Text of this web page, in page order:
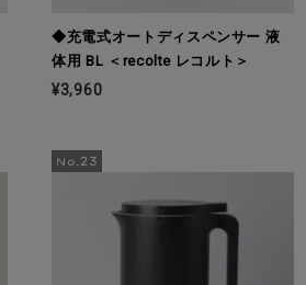
◆充電式オートディスペンサー 液
体用 BL ＜recolte レコルト＞
¥3,960